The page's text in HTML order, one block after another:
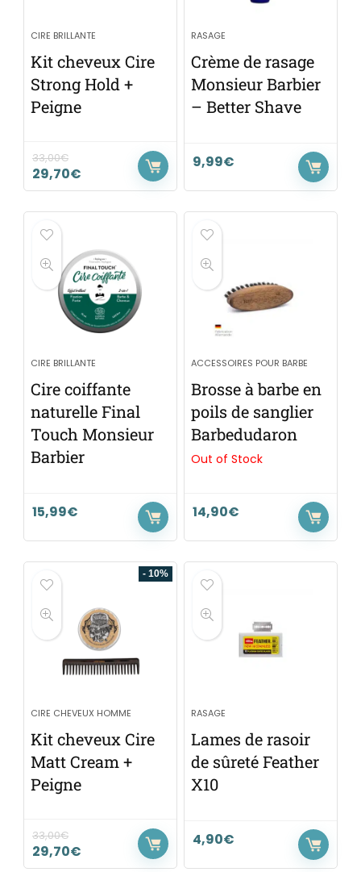
CIRE BRILLANTE
Kit cheveux Cire
Strong Hold +
Peigne
33,00€
29,70€
RASAGE
Crème de rasage
Monsieur Barbier
– Better Shave
9,99€
CIRE BRILLANTE
Cire coiffante
naturelle Final
Touch Monsieur
Barbier
15,99€
ACCESSOIRES POUR BARBE
Brosse à barbe en
poils de sanglier
Barbedudaron
Out of Stock
14,90€
- 10%
CIRE CHEVEUX HOMME
Kit cheveux Cire
Matt Cream +
Peigne
33,00€
29,70€
RASAGE
Lames de rasoir
de sûreté Feather
X10
4,90€